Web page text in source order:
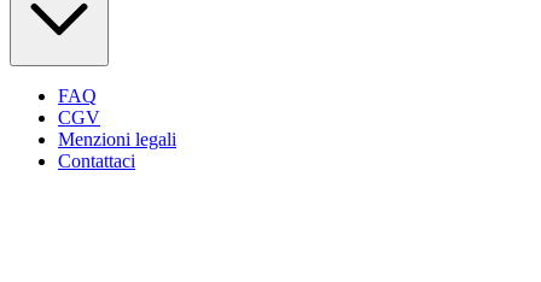
FAQ
CGV
Menzioni legali
Contattaci